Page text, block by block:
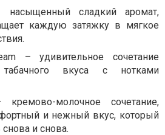
сладкий аромат,
каждую затяжку в мягкое
– удивительное сочетание
табачного вкуса с нотками
молочное сочетание,
и нежный вкус, который
снова и снова.